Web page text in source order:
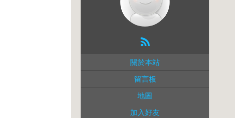
關於本站
留言板
地圖
加入好友